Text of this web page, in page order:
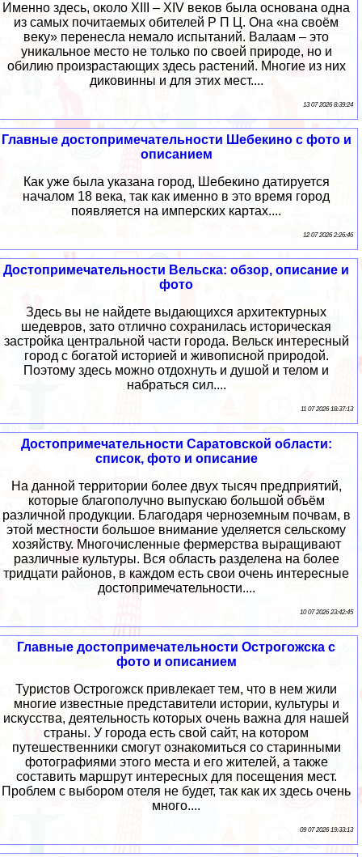
Именно здесь, около XIII – XIV веков была основана одна
из самых почитаемых обителей Р П Ц. Она «на своём
веку» перенесла немало испытаний. Валаам – это
уникальное место не только по своей природе, но и
обилию произрастающих здесь растений. Многие из них
диковинны и для этих мест....
13 07 2026 8:39:24
Главные достопримечательности Шебекино с фото и
описанием
Как уже была указана город, Шебекино датируется
началом 18 века, так как именно в это время город
появляется на имперских картах....
12 07 2026 2:26:46
Достопримечательности Вельска: обзор, описание и
фото
Здесь вы не найдете выдающихся архитектурных
шедевров, зато отлично сохранилась историческая
застройка центральной части города. Вельск интересный
город с богатой историей и живописной природой.
Поэтому здесь можно отдохнуть и душой и телом и
набраться сил....
11 07 2026 18:37:13
Достопримечательности Саратовской области:
список, фото и описание
На данной территории более двух тысяч предприятий,
которые благополучно выпускаю большой объём
различной продукции. Благодаря черноземным почвам, в
этой местности большое внимание уделяется сельскому
хозяйству. Многочисленные фермерства выращивают
различные культуры. Вся область разделена на более
тридцати районов, в каждом есть свои очень интересные
достопримечательности....
10 07 2026 23:42:45
Главные достопримечательности Острогожска с
фото и описанием
Туристов Острогожск привлекает тем, что в нем жили
многие известные представители истории, культуры и
искусства, деятельность которых очень важна для нашей
страны. У города есть свой сайт, на котором
путешественники смогут ознакомиться со старинными
фотографиями этого места и его жителей, а также
составить маршрут интересных для посещения мест.
Проблем с выбором отеля не будет, так как их здесь очень
много....
09 07 2026 19:33:13